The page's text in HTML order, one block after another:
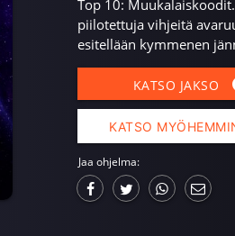
Top 10:
piilotettuja vihjeitä
esitellään kymmenen
KATSO JAKSO
KATSO
Jaa ohjelma: